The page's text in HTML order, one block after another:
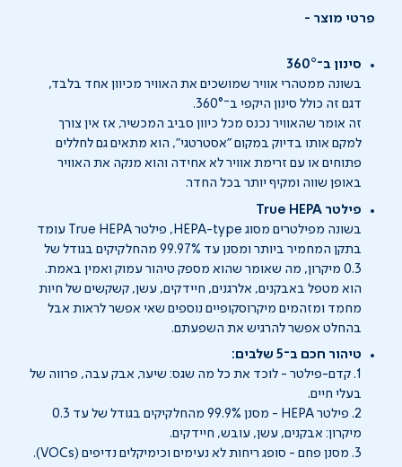
פרטי מוצר
סינון ב־360°
בשונה ממטהרי אוויר שמושכים את האוויר מכיוון אחד בלבד,
דגם זה כולל סינון היקפי ב־360°.
זה אומר שהאוויר נכנס מכל כיוון סביב המכשיר, אז אין צורך
למקם אותו בדיוק במקום "אסטרטגי", הוא מתאים גם לחללים
פתוחים או עם זרימת אוויר לא אחידה והוא מנקה את האוויר
באופן שווה ומקיף יותר בכל החדר.
פילטר True HEPA
בשונה מפילטרים מסוג HEPA-type, פילטר True HEPA עומד
בתקן המחמיר ביותר ומסנן עד 99.97% מהחלקיקים בגודל של
0.3 מיקרון, מה שאומר שהוא מספק טיהור עמוק ואמין באמת.
הוא מטפל באבקנים, אלרגנים, חיידקים, עשן, קשקשים של חיות
מחמד ומזהמים מיקרוסקופיים נוספים שאי אפשר לראות אבל
בהחלט אפשר להרגיש את השפעתם.
טיהור חכם ב־5 שלבים:
1. קדם-פילטר - לוכד את כל מה שגס: שיער, אבק עבה, פרווה של
בעלי חיים.
2. פילטר HEPA - מסנן 99.9% מהחלקיקים בגודל של עד 0.3
מיקרון: אבקנים, עשן, עובש, חיידקים.
3. מסנן פחם - סופג ריחות לא נעימים וכימיקלים נדיפים (VOCs).